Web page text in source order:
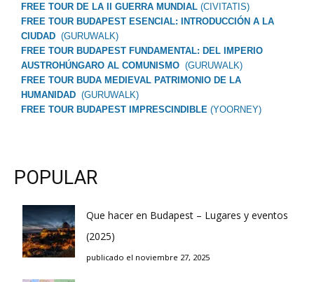
FREE TOUR DE LA II GUERRA MUNDIAL (CIVITATIS)
FREE TOUR BUDAPEST ESENCIAL: INTRODUCCIÓN A LA
CIUDAD (GURUWALK)
FREE TOUR BUDAPEST FUNDAMENTAL: DEL IMPERIO
AUSTROHÚNGARO AL COMUNISMO (GURUWALK)
FREE TOUR BUDA MEDIEVAL PATRIMONIO DE LA
HUMANIDAD (GURUWALK)
FREE TOUR BUDAPEST IMPRESCINDIBLE (YOORNEY)
POPULAR
Que hacer en Budapest – Lugares y eventos
(2025)
publicado el noviembre 27, 2025